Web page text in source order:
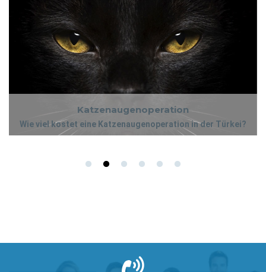
Katzenaugenoperation
Wie viel kostet eine Katzenaugenoperation in der Türkei?
variieren, je nachdem, ob sie mit anderen Verfahren kombiniert
Wie viel kostet eine Katzenaugenoperation in der Türkei?